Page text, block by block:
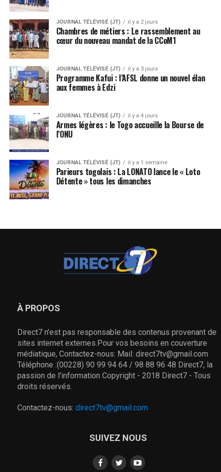
JOURNAL TÉLÉVISÉ (JT) il y a 2 jours
Chambres de métiers : Le rassemblement au
cœur du nouveau mandat de la CCoM1
JOURNAL TÉLÉVISÉ (JT) il y a 3 jours
Programme Kafui : l’AFSL donne un nouvel élan
aux femmes à Edzi
JOURNAL TÉLÉVISÉ (JT) il y a 4 jours
Armes légères : le Togo accueille la Bourse de
l’ONU
JOURNAL TÉLÉVISÉ (JT) il y a 1 semaine
Parieurs togolais : La LONATO lance le « Loto
Détente » tous les dimanches
À PROPOS
Direct7 n’est pas responsable des contenus provenant de
sites internet externes.Pour vos besoins en couverture
médiatique, Contactez-nous: Mail: direct7tv@gmail.com
Téléphone :(00228) 90 99 94 64 / 98 88 96 48 Direct7, la
passion de l'information Copyright - 2018 Direct7 - Tous
droits réservés.
Contactez-nous: direct7tv@gmail.com
SUIVEZ NOUS